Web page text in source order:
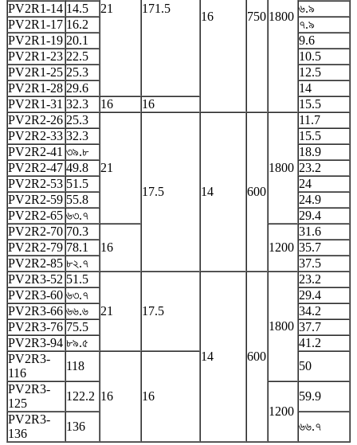
21 171.5
16 750 1800
PV2R1-14 14.5
৬.৯
PV2R1-17 16.2
৭.৯
PV2R1-19 20.1
9.6
PV2R1-23 22.5
10.5
PV2R1-25 25.3
12.5
PV2R1-28 29.6
14
PV2R1-31 32.3 16 16
15.5
PV2R2-26 25.3
21
17.5
14 600
1800
11.7
PV2R2-33 32.3
15.5
PV2R2-41 ৩৯.৮
18.9
PV2R2-47 49.8
23.2
PV2R2-53 51.5
24
PV2R2-59 55.8
24.9
PV2R2-65 ৬৩.৭
29.4
PV2R2-70 70.3
16
1200
31.6
PV2R2-79 78.1
35.7
PV2R2-85 ৮২.৭
37.5
PV2R3-52 51.5
21 17.5
14 600
1800
23.2
PV2R3-60 ৬৩.৭
29.4
PV2R3-66 ৬৬.৬
34.2
PV2R3-76 75.5
37.7
PV2R3-94 ৮৯.৫
41.2
PV2R3-
116
118
16 16
50
PV2R3-
125
122.2
1200
59.9
PV2R3-
136
136 ৬৬.৭